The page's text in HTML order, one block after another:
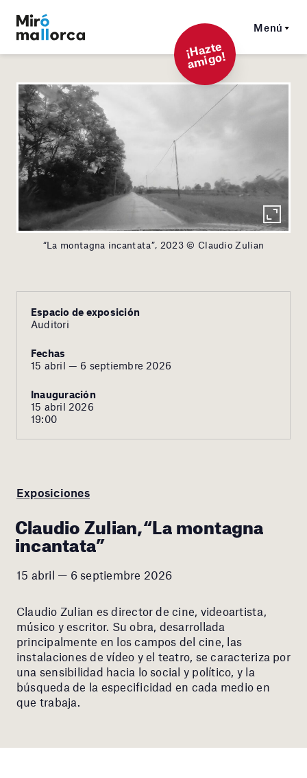
Menú
¡
Hazt
e
a
mi
g
o!
“La montagna incantata”, 2023 © Claudio Zulian
Espacio de exposición
Auditori
Fechas
15 abril — 6 septiembre 2026
Inauguración
15 abril 2026
19:00
Exposiciones
Claudio Zulian,“La montagna
incantata”
15 abril — 6 septiembre 2026
Claudio Zulian es director de cine, videoartista,
músico y escritor. Su obra, desarrollada
principalmente en los campos del cine, las
instalaciones de vídeo y el teatro, se caracteriza por
una sensibilidad hacia lo social y político, y la
búsqueda de la especificidad en cada medio en
que trabaja.